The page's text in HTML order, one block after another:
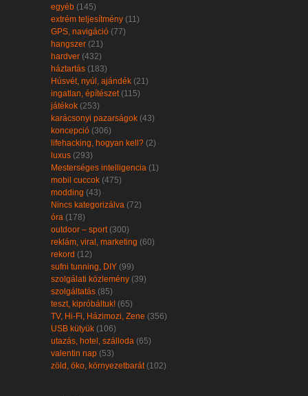
egyéb (145)
extrém teljesítmény (11)
GPS, navigáció (77)
hangszer (21)
hardver (432)
háztartás (183)
Húsvét, nyúl, ajándék (21)
ingatlan, építészet(115)
játékok (253)
karácsonyi pazarságok (43)
koncepció (306)
lifehacking, hogyan kell? (2)
luxus (293)
Mesterséges intelligencia (1)
mobil cuccok (475)
modding (43)
Nincs kategorizálva (72)
óra (178)
outdoor – sport(300)
reklám, viral, marketing (60)
rekord (12)
sufni tunning, DIY (99)
szolgálati közlemény (39)
szolgáltatás (85)
teszt, kipróbáltuk! (65)
TV, Hi-Fi, Házimozi, Zene (356)
USB kütyük (106)
utazás, hotel, szálloda (65)
valentin nap (53)
zöld, öko, környezetbarát(102)